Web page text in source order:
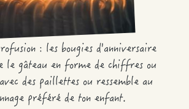
: les bougies d'anniversaire
le gâteau en forme de chiffres ou
des paillettes ou ressemble au
préféré de ton enfant.